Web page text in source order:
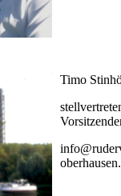
Timo